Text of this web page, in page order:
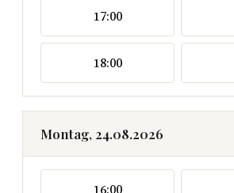
17:00
18:00
Montag, 24.08.2026
16:00